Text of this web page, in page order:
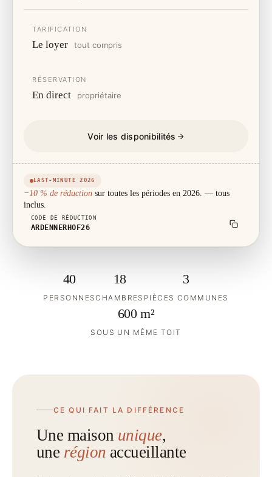
TARIFICATION
Le loyer tout compris
RÉSERVATION
En direct propriétaire
Voir les disponibilités
LAST-MINUTE 2026
−10 % de réduction sur toutes les périodes en 2026. — tous
inclus.
CODE DE RÉDUCTION
ARDENNERHOF26
40
PERSONNES
18
CHAMBRES
3
PIÈCES COMMUNES
600 m²
SOUS UN MÊME TOIT
CE QUI FAIT LA DIFFÉRENCE
Une maison unique,
une région accueillante